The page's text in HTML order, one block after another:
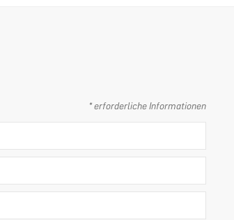
* erforderliche Informationen